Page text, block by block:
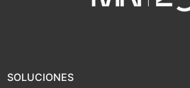
SOLUCIONES